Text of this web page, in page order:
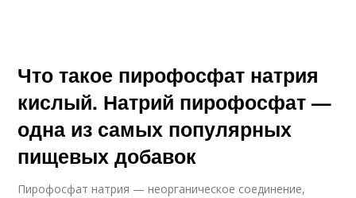
Что такое пирофосфат натрия
кислый. Натрий пирофосфат —
одна из самых популярных
пищевых добавок
Пирофосфат натрия — неорганическое соединение,